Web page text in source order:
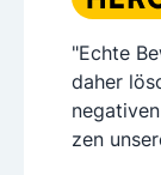
"Echte
daher
zen